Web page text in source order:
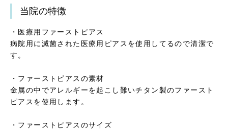
当院の特徴
・医療用ファーストピアス
病院用に滅菌された医療用ピアスを使用してるので清潔で
す。
・ファーストピアスの素材
金属の中でアレルギーを起こし難いチタン製のファースト
ピアスを使用します。
・ファーストピアスのサイズ